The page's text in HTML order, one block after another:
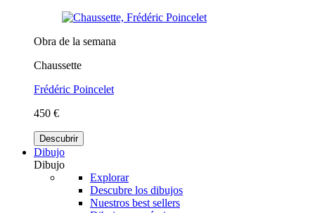
Obra de la semana
Chaussette
Frédéric Poincelet
450 €
Descubrir
Dibujo
Dibujo
Explorar
Descubre los dibujos
Nuestros best sellers